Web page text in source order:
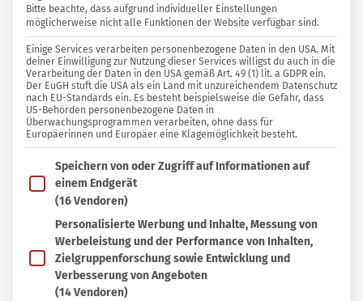
1 KOMMENTAR
Simone
Sammlung
speichern
In Sammlung speichern
I n den letzten Jahren taucht immer häufiger
der Begriff Ayurveda auch hier im Westen auf.
Was das aber eigentlich nun ganz genau
bedeutet, wissen die wenigsten. In jedem Fall ist
Ayurveda weitaus mehr als eine Massagetechnik
oder ein Ernährungskonzept. Es handelt sich
eher um eine umfassende Lehre, die darauf
Bitte beachte, dass aufgrund individueller Einstellungen
möglicherweise nicht alle Funktionen der Website verfügbar sind.
Einige Services verarbeiten personenbezogene Daten in den USA. Mit
deiner Einwilligung zur Nutzung dieser Services willigst du auch in die
Verarbeitung der Daten in den USA gemäß Art. 49 (1) lit. a GDPR ein.
Der EuGH stuft die USA als ein Land mit unzureichendem Datenschutz
nach EU-Standards ein. Es besteht beispielsweise die Gefahr, dass
US-Behörden personenbezogene Daten in
Überwachungsprogrammen verarbeiten, ohne dass für
Europäerinnen und Europäer eine Klagemöglichkeit besteht.
Im Folgenden findest du eine Liste der Zwecke des IAB
Speichern von oder Zugriff auf Informationen auf
einem Endgerät
(16 Vendoren)
Personalisierte Werbung und Inhalte, Messung von
Werbeleistung und der Performance von Inhalten,
Zielgruppenforschung sowie Entwicklung und
Verbesserung von Angeboten
(14 Vendoren)